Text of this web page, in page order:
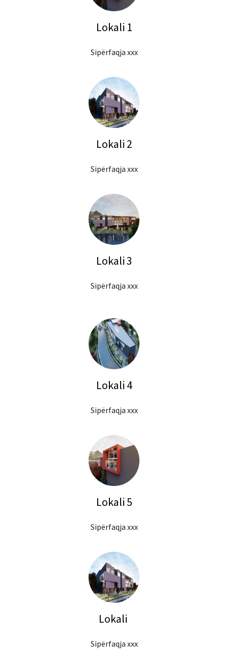
Lokali 1
Sipërfaqja xxx
Lokali 2
Sipërfaqja xxx
Lokali 3
Sipërfaqja xxx
Lokali 4
Sipërfaqja xxx
Lokali 5
Sipërfaqja xxx
Lokali
Sipërfaqja xxx